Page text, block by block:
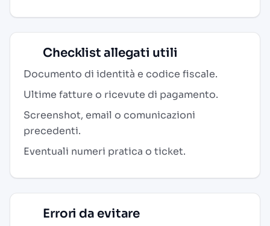
Checklist allegati utili
Documento di identità e codice fiscale.
Ultime fatture o ricevute di pagamento.
Screenshot, email o comunicazioni
precedenti.
Eventuali numeri pratica o ticket.
Errori da evitare